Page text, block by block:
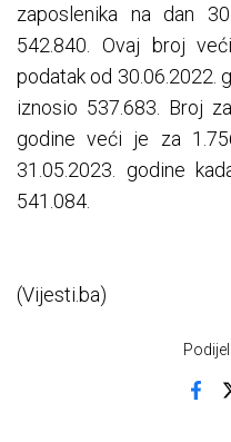
zaposlenika na dan
542.840. Ovaj broj
podatak od 30.06.2022.
iznosio 537.683. Broj
godine veći je za
31.05.2023. godine
541.084.
(Vijesti.ba)